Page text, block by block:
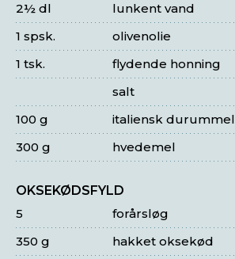
lunkent vand
2½ dl
olivenolie
1 spsk.
flydende honning
1 tsk.
salt
italiensk durummel
100 g
hvedemel
300 g
OKSEKØDSFYLD
forårsløg
5
hakket oksekød
350 g